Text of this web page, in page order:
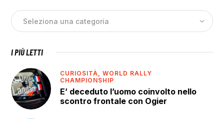
I PIÙ LETTI
CURIOSITÀ,WORLD RALLY
CHAMPIONSHIP
E’ deceduto l’uomo coinvolto nello
scontro frontale con Ogier